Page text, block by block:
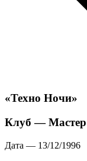
«Техно Ночи»
Клуб — Мастер
Дата — 13/12/1996